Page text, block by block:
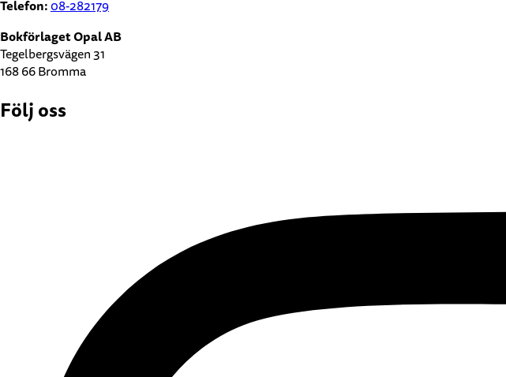
Telefon:08-282179
Bokförlaget Opal AB
Tegelbergsvägen 31
168 66 Bromma
Följ oss